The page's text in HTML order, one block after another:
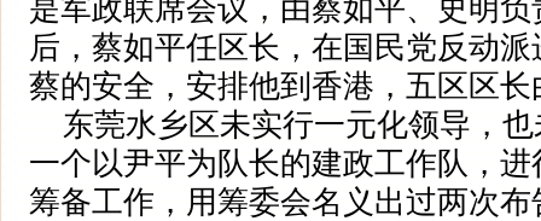
是军政联席会议，由蔡如平、史明
后，蔡如平任区长，在国民党反动
蔡的安全，安排他到香港，五区区
东莞水乡区未实行一元化领导，也
一个以尹平为队长的建政工作队，
筹备工作，用筹委会名义出过两次